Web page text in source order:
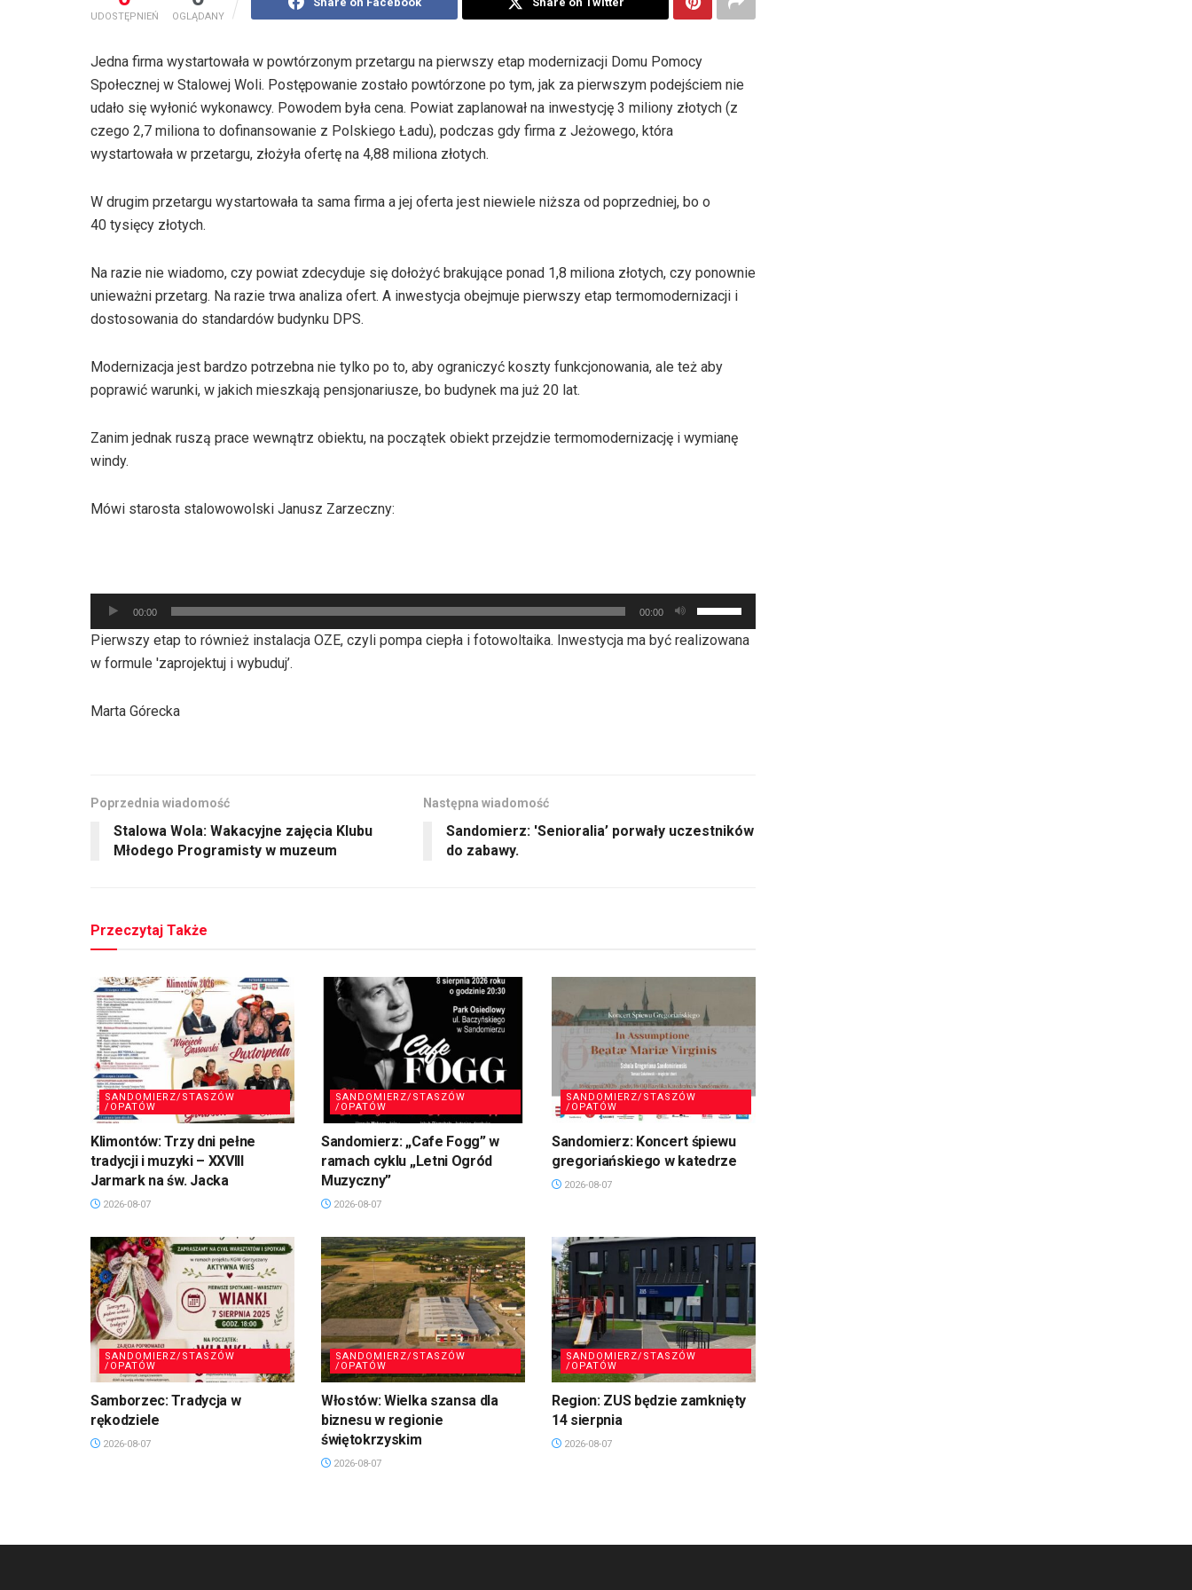
UDOSTĘPNIEŃ OGLĄDANY
Jedna firma wystartowała w powtórzonym przetargu na pierwszy etap modernizacji Domu Pomocy
Społecznej w Stalowej Woli. Postępowanie zostało powtórzone po tym, jak za pierwszym podejściem nie
udało się wyłonić wykonawcy. Powodem była cena. Powiat zaplanował na inwestycję 3 miliony złotych (z
czego 2,7 miliona to dofinansowanie z Polskiego Ładu), podczas gdy firma z Jeżowego, która
wystartowała w przetargu, złożyła ofertę na 4,88 miliona złotych.
W drugim przetargu wystartowała ta sama firma a jej oferta jest niewiele niższa od poprzedniej, bo o
40 tysięcy złotych.
Na razie nie wiadomo, czy powiat zdecyduje się dołożyć brakujące ponad 1,8 miliona złotych, czy ponownie
unieważni przetarg. Na razie trwa analiza ofert. A inwestycja obejmuje pierwszy etap termomodernizacji i
dostosowania do standardów budynku DPS.
Modernizacja jest bardzo potrzebna nie tylko po to, aby ograniczyć koszty funkcjonowania, ale też aby
poprawić warunki, w jakich mieszkają pensjonariusze, bo budynek ma już 20 lat.
Zanim jednak ruszą prace wewnątrz obiektu, na początek obiekt przejdzie termomodernizację i wymianę
windy.
Mówi starosta stalowowolski Janusz Zarzeczny:
Odtwarzacz
plików
dźwiękowych
00:00 00:00
strzałek
do
zmniejszyć
Pierwszy etap to również instalacja OZE, czyli pompa ciepła i fotowoltaika. Inwestycja ma być realizowana
w formule 'zaprojektuj i wybuduj’.
Marta Górecka
Poprzednia wiadomość
Stalowa Wola: Wakacyjne zajęcia Klubu
Młodego Programisty w muzeum
Następna wiadomość
Sandomierz: 'Senioralia’ porwały uczestników
do zabawy.
Przeczytaj Także
SANDOMIERZ/STASZÓW
/OPATÓW
Klimontów: Trzy dni pełne
tradycji i muzyki – XXVIII
Jarmark na św. Jacka
2026-08-07
SANDOMIERZ/STASZÓW
/OPATÓW
Sandomierz: „Cafe Fogg” w
ramach cyklu „Letni Ogród
Muzyczny”
2026-08-07
SANDOMIERZ/STASZÓW
/OPATÓW
Sandomierz: Koncert śpiewu
gregoriańskiego w katedrze
2026-08-07
SANDOMIERZ/STASZÓW
/OPATÓW
Samborzec: Tradycja w
rękodziele
2026-08-07
SANDOMIERZ/STASZÓW
/OPATÓW
Włostów: Wielka szansa dla
biznesu w regionie
świętokrzyskim
2026-08-07
SANDOMIERZ/STASZÓW
/OPATÓW
Region: ZUS będzie zamknięty
14 sierpnia
2026-08-07